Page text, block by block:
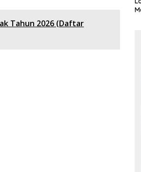
Tahun 2026 (Daftar